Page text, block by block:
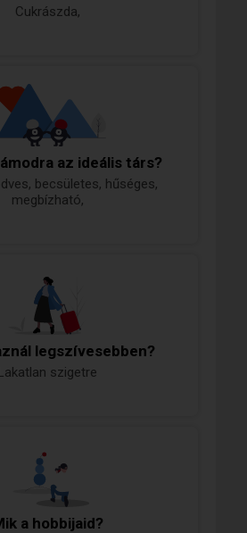
Cukrászda,
az ideális társ?
becsületes, hűséges,
megbízható,
legszívesebben?
szigetre
a hobbijaid?